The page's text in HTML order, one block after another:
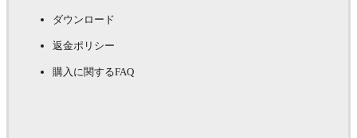
ダウンロード
返金ポリシー
購入に関するFAQ